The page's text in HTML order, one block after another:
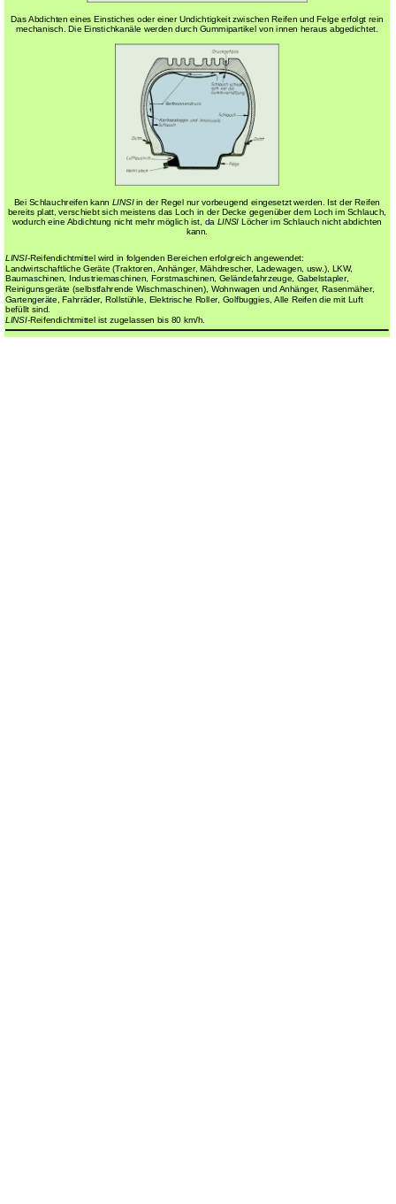
Das Abdichten eines Einstiches oder einer Undichtigkeit zwischen Reifen und Felge erfolgt rein
mechanisch. Die Einstichkanäle werden durch Gummipartikel von innen heraus abgedichtet.
Bei Schlauchreifen kann LINSIin der Regel nur vorbeugend eingesetzt werden. Ist der Reifen
bereits platt, verschiebt sich meistens das Loch in der Decke gegenüber dem Loch im Schlauch,
wodurch eine Abdichtung nicht mehr möglich ist, da LINSI Löcher im Schlauch nicht abdichten
kann.
LINSI-Reifendichtmittel wird in folgenden Bereichen erfolgreich angewendet:
Landwirtschaftliche Geräte (Traktoren, Anhänger, Mähdrescher, Ladewagen, usw.), LKW,
Baumaschinen, Industriemaschinen, Forstmaschinen, Geländefahrzeuge, Gabelstapler,
Reinigunsgeräte (selbstfahrende Wischmaschinen), Wohnwagen und Anhänger, Rasenmäher,
Gartengeräte, Fahrräder, Rollstühle, Elektrische Roller, Golfbuggies, Alle Reifen die mit Luft
befüllt sind.
LINSI-Reifendichtmittel ist zugelassen bis 80 km/h.